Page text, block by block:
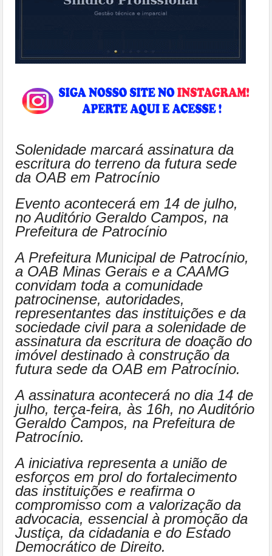
Solenidade marcará assinatura da
escritura do terreno da futura sede
da OAB em Patrocínio
Evento acontecerá em 14 de julho,
no Auditório Geraldo Campos, na
Prefeitura de Patrocínio
A Prefeitura Municipal de Patrocínio,
a OAB Minas Gerais e a CAAMG
convidam toda a comunidade
patrocinense, autoridades,
representantes das instituições e da
sociedade civil para a solenidade de
assinatura da escritura de doação do
imóvel destinado à construção da
futura sede da OAB em Patrocínio.
A assinatura acontecerá no dia 14 de
julho, terça-feira, às 16h, no Auditório
Geraldo Campos, na Prefeitura de
Patrocínio.
A iniciativa representa a união de
esforços em prol do fortalecimento
das instituições e reafirma o
compromisso com a valorização da
advocacia, essencial à promoção da
Justiça, da cidadania e do Estado
Democrático de Direito.